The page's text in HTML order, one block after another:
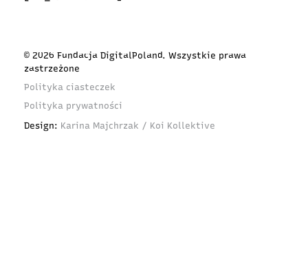
© 2026 Fundacja DigitalPoland. Wszystkie prawa
zastrzeżone
Polityka ciasteczek
Polityka prywatności
Design: Karina Majchrzak / Koi Kollektive